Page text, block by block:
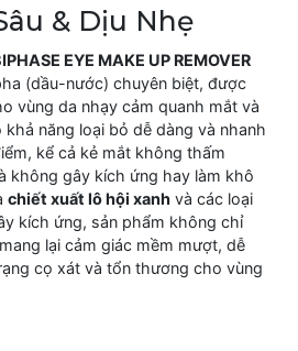
& Dịu Nhẹ
EYE MAKE UP REMOVER
(dầu-nước) chuyên biệt, được
vùng da nhạy cảm quanh mắt và
khả năng loại bỏ dễ dàng và nhanh
kể cả kẻ mắt không thấm
không gây kích ứng hay làm khô
chiết xuất lô hội xanh và các loại
kích ứng, sản phẩm không chỉ
lại cảm giác mềm mượt, dễ
cọ xát và tổn thương cho vùng